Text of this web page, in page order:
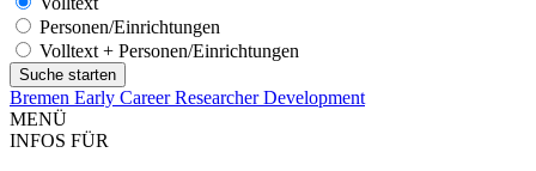
Personen/Einrichtungen
Volltext + Personen/Einrichtungen
Bremen Early Career Researcher Development
MENÜ
INFOS FÜR